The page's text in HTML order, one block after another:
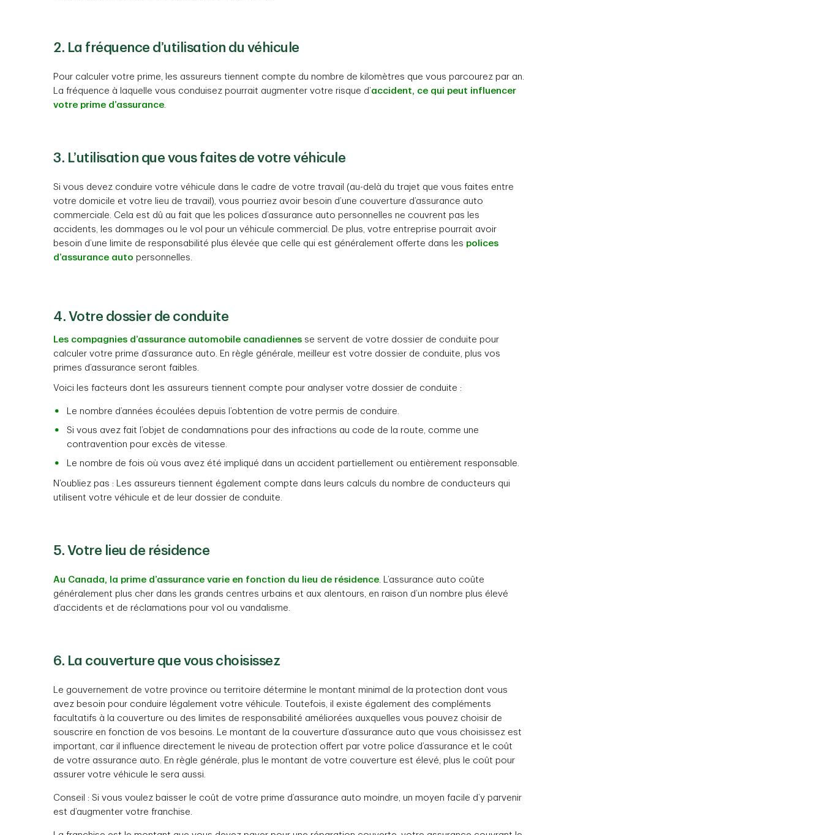
2. La fréquence d’utilisation du véhicule
Pour calculer votre prime, les assureurs tiennent compte du nombre de kilomètres que vous parcourez par an.
La fréquence à laquelle vous conduisez pourrait augmenter votre risque d’accident, ce qui peut influencer
votre prime d’assurance.
3. L’utilisation que vous faites de votre véhicule
Si vous devez conduire votre véhicule dans le cadre de votre travail (au-delà du trajet que vous faites entre
votre domicile et votre lieu de travail), vous pourriez avoir besoin d’une couverture d’assurance auto
commerciale. Cela est dû au fait que les polices d’assurance auto personnelles ne couvrent pas les
accidents, les dommages ou le vol pour un véhicule commercial. De plus, votre entreprise pourrait avoir
besoin d’une limite de responsabilité plus élevée que celle qui est généralement offerte dans les polices
d’assurance auto personnelles.
4. Votre dossier de conduite
Les compagnies d’assurance automobile canadiennes se servent de votre dossier de conduite pour
calculer votre prime d’assurance auto. En règle générale, meilleur est votre dossier de conduite, plus vos
primes d’assurance seront faibles.
Voici les facteurs dont les assureurs tiennent compte pour analyser votre dossier de conduite :
Le nombre d’années écoulées depuis l’obtention de votre permis de conduire.
Si vous avez fait l’objet de condamnations pour des infractions au code de la route, comme une
contravention pour excès de vitesse.
Le nombre de fois où vous avez été impliqué dans un accident partiellement ou entièrement responsable.
N’oubliez pas : Les assureurs tiennent également compte dans leurs calculs du nombre de conducteurs qui
utilisent votre véhicule et de leur dossier de conduite.
5. Votre lieu de résidence
Au Canada, la prime d’assurance varie en fonction du lieu de résidence. L’assurance auto coûte
généralement plus cher dans les grands centres urbains et aux alentours, en raison d’un nombre plus élevé
d’accidents et de réclamations pour vol ou vandalisme.
6. La couverture que vous choisissez
Le gouvernement de votre province ou territoire détermine le montant minimal de la protection dont vous
avez besoin pour conduire légalement votre véhicule. Toutefois, il existe également des compléments
facultatifs à la couverture ou des limites de responsabilité améliorées auxquelles vous pouvez choisir de
souscrire en fonction de vos besoins. Le montant de la couverture d’assurance auto que vous choisissez est
important, car il influence directement le niveau de protection offert par votre police d’assurance et le coût
de votre assurance auto. En règle générale, plus le montant de votre couverture est élevé, plus le coût pour
assurer votre véhicule le sera aussi.
Conseil : Si vous voulez baisser le coût de votre prime d’assurance auto moindre, un moyen facile d’y parvenir
est d’augmenter votre franchise.